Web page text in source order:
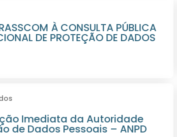
À CONSULTA PÚBLICA
DE PROTEÇÃO DE DADOS
Imediata da Autoridade
de Dados Pessoais – ANPD